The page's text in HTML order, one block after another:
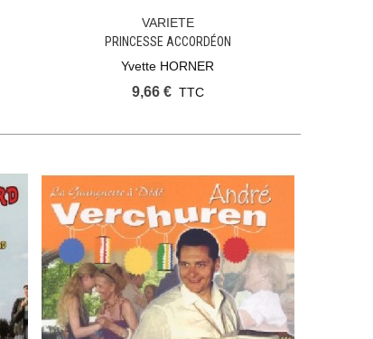
Ajouter Au Panier
VARIETE
PRINCESSE ACCORDÉON
Yvette HORNER
9,66 € TTC